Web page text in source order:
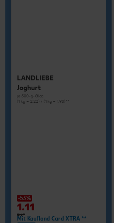
LANDLIEBE
Joghurt
je 500-g-Glas
(1 kg = 2.22) / (1 kg = 1.98)**
-53%
1.11
2.39
Mit Kaufland Card XTRA **